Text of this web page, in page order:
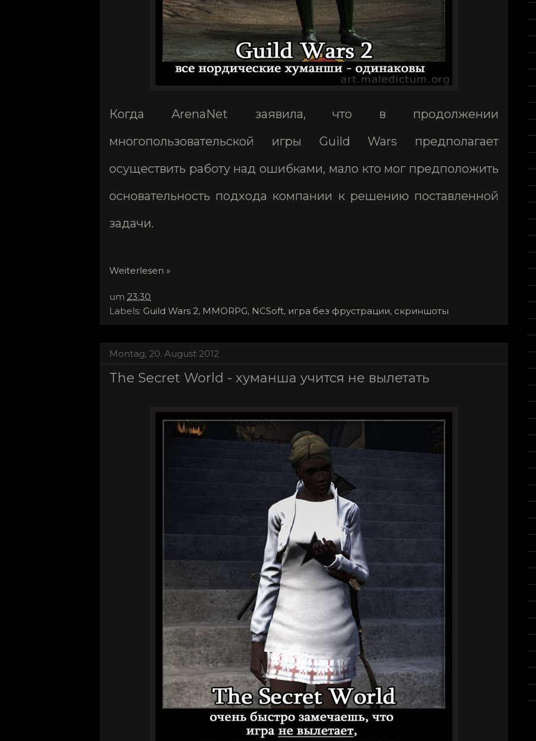
Когда ArenaNet заявила, что в продолжении
многопользовательской игры Guild Wars предполагает
осуществить работу над ошибками, мало кто мог предположить
основательность подхода компании к решению поставленной
задачи.
Weiterlesen »
um 23:30
Labels: Guild Wars 2, MMORPG, NCSoft, игра без фрустрации, скриншоты
Montag, 20. August 2012
The Secret World - хуманша учится не вылетать